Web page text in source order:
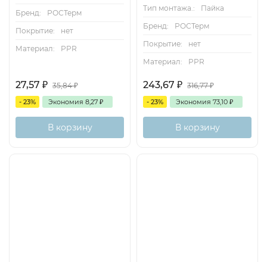
Бренд:
РОСТерм
Покрытие:
нет
Материал:
PPR
27,57 ₽ 35,84₽
- 23% Экономия 8,27 ₽
В корзину
Тип монтажа.:
Пайка
Бренд:
РОСТерм
Покрытие:
нет
Материал:
PPR
243,67 ₽ 316,77₽
- 23% Экономия 73,10 ₽
В корзину